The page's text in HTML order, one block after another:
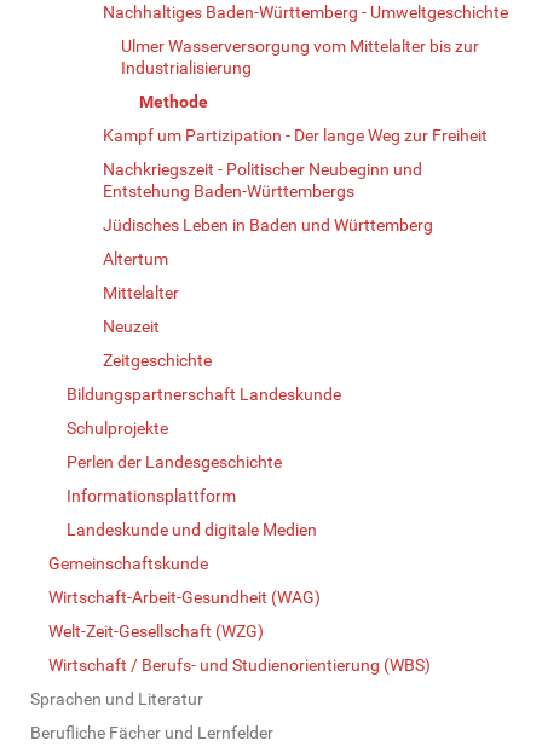
Nachhaltiges Baden-Württemberg - Umweltgeschichte
Ulmer Wasserversorgung vom Mittelalter bis zur
Industrialisierung
Methode
Kampf um Partizipation - Der lange Weg zur Freiheit
Nachkriegszeit - Politischer Neubeginn und
Entstehung Baden-Württembergs
Jüdisches Leben in Baden und Württemberg
Altertum
Mittelalter
Neuzeit
Zeitgeschichte
Bildungspartnerschaft Landeskunde
Schulprojekte
Perlen der Landesgeschichte
Informationsplattform
Landeskunde und digitale Medien
Gemeinschaftskunde
Wirtschaft-Arbeit-Gesundheit (WAG)
Welt-Zeit-Gesellschaft (WZG)
Wirtschaft / Berufs- und Studienorientierung (WBS)
Sprachen und Literatur
Berufliche Fächer und Lernfelder